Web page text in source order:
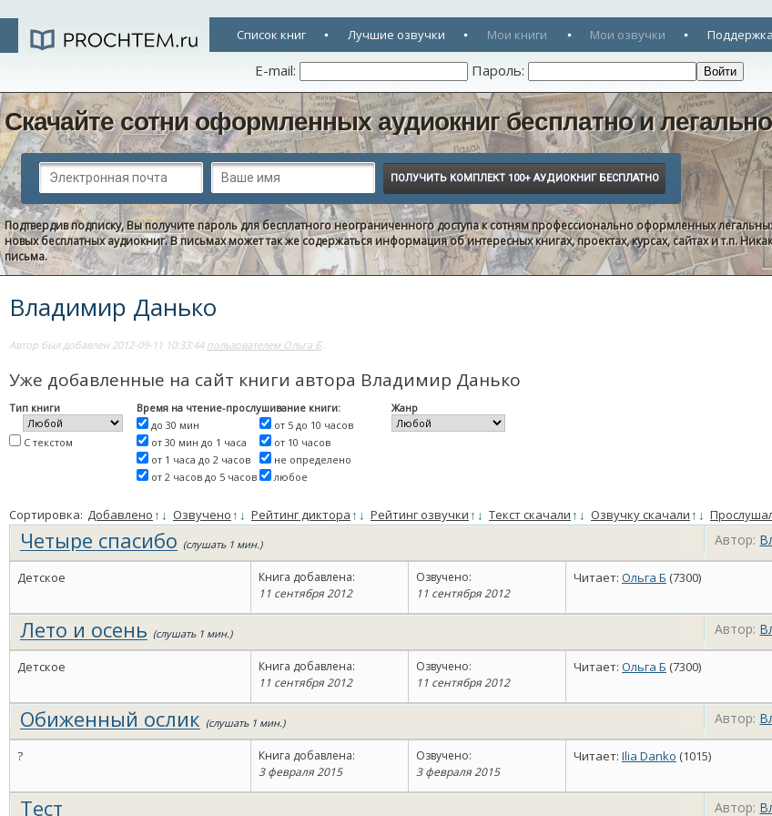
Список книг Лучшие озвучки Мои книги Мои озвучки Поддержка
E-mail: Пароль:
Скачайте сотни оформленных аудиокниг бесплатно и легально
Подтвердив подписку, Вы получите пароль для бесплатного неограниченного доступа к сотням профессионально оформленных
новых бесплатных аудиокниг. В письмах может так же содержаться информация об интересных книгах, проектах, курсах, сайтах и т.п.
письма.
Владимир Данько
Автор был добавлен 2012-09-11 10:33:44 пользователем Ольга Б..
Уже добавленные на сайт книги автора Владимир Данько
Тип книги
С текстом
Время на чтение-прослушивание книги:
до 30 мин
от 30 мин до 1 часа
от 1 часа до 2 часов
от 2 часов до 5 часов
от 5 до 10 часов
от 10 часов
не определено
любое
Жанр
Сортировка: Добавлено↑ ↓ Озвучено↑ ↓ Рейтинг диктора↑ ↓ Рейтинг озвучки↑ ↓ Текст скачали↑ ↓ Озвучку скачали↑ ↓
Четыре спасибо (слушать 1 мин.) Автор:
Детское
Книга добавлена:
11 сентября 2012
Озвучено:
11 сентября 2012
Читает: Ольга Б (7300)
Лето и осень (слушать 1 мин.) Автор:
Детское
Книга добавлена:
11 сентября 2012
Озвучено:
11 сентября 2012
Читает: Ольга Б (7300)
Обиженный ослик (слушать 1 мин.) Автор:
?
Книга добавлена:
3 февраля 2015
Озвучено:
3 февраля 2015
Читает: Ilia Danko (1015)
Тест Автор: